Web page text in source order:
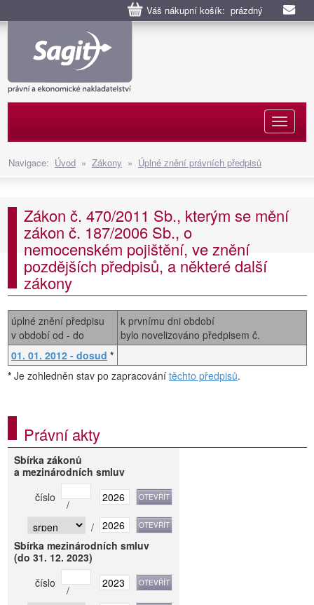
Váš nákupní košík: prázdný
Navigace: Úvod » Zákony » Úplné znění právních předpisů
Zákon č. 470/2011 Sb., kterým se mění
zákon č. 187/2006 Sb., o
nemocenském pojištění, ve znění
pozdějších předpisů, a některé další
zákony
úplné znění předpisu
v období od - do
k prvnímu dni období
bylo novelizováno předpisem č.
01. 01. 2012 - dosud *
* Je zohledněn stav po zapracování těchto předpisů.
Právní akty
Sbírka zákonů
a mezinárodních smluv
číslo
/
/
Sbírka mezinárodních smluv
(do 31. 12. 2023)
číslo
/